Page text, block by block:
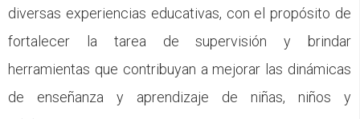
diversas experiencias educativas, con el propósito de
fortalecer la tarea de supervisión y brindar
herramientas que contribuyan a mejorar las dinámicas
de enseñanza y aprendizaje de niñas, niños y